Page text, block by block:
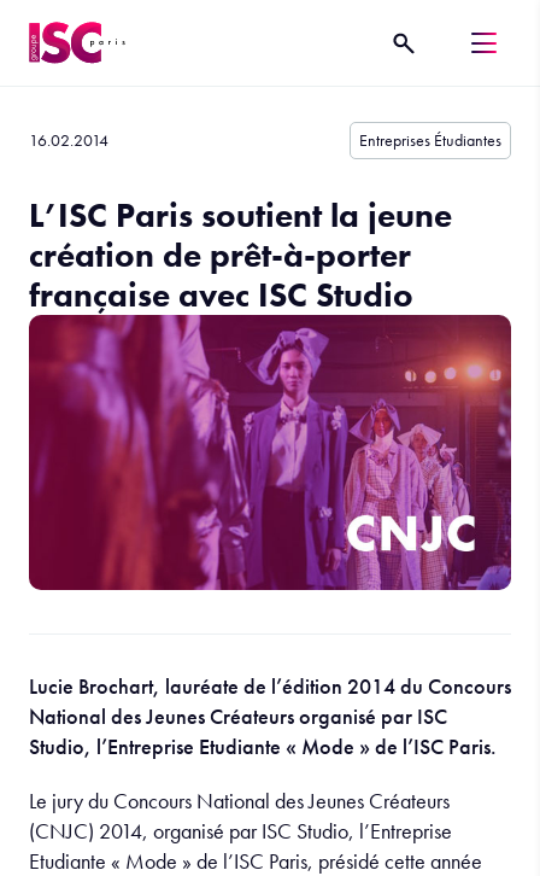
16.02.2014 Entreprises Étudiantes
L’ISC Paris soutient la jeune
création de prêt-à-porter
française avec ISC Studio
Lucie Brochart, lauréate de l’édition 2014 du Concours
National des Jeunes Créateurs organisé par ISC
Studio, l’Entreprise Etudiante « Mode » de l’ISC Paris.
Le jury du Concours National des Jeunes Créateurs
(CNJC) 2014, organisé par ISC Studio, l’Entreprise
Etudiante « Mode » de l’ISC Paris, présidé cette année